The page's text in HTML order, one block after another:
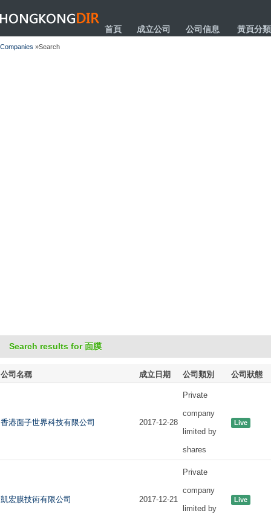
HONGKONGDIR
首頁 成立公司 公司信息 黃頁分類
Companies »Search
Search results for 面膜
公司名稱 成立日期 公司類別 公司狀態
香港面子世界科技有限公司 2017-12-28
Private
company
limited by
shares
Live
凱宏膜技術有限公司 2017-12-21
Private
company
limited by
Live